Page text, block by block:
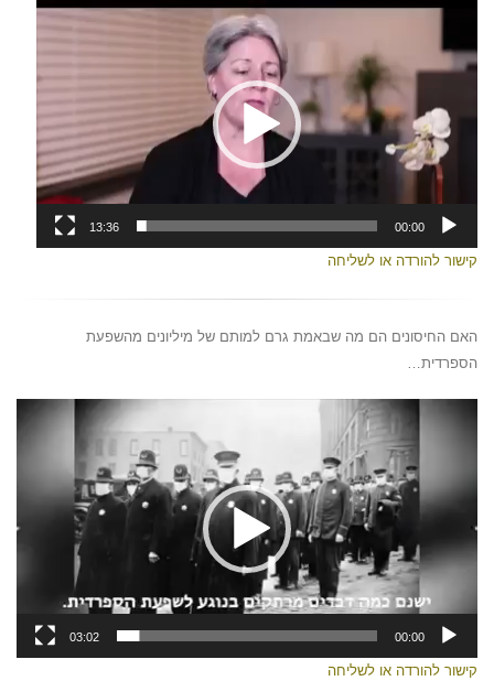
00:00
13:36
קישור להורדה או לשליחה
האם החיסונים הם מה שבאמת גרם למותם של מיליונים מהשפעת
הספרדית…
00:00
03:02
קישור להורדה או לשליחה